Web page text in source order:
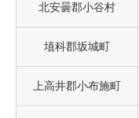
北安曇郡小谷村
埴科郡坂城町
上高井郡小布施町